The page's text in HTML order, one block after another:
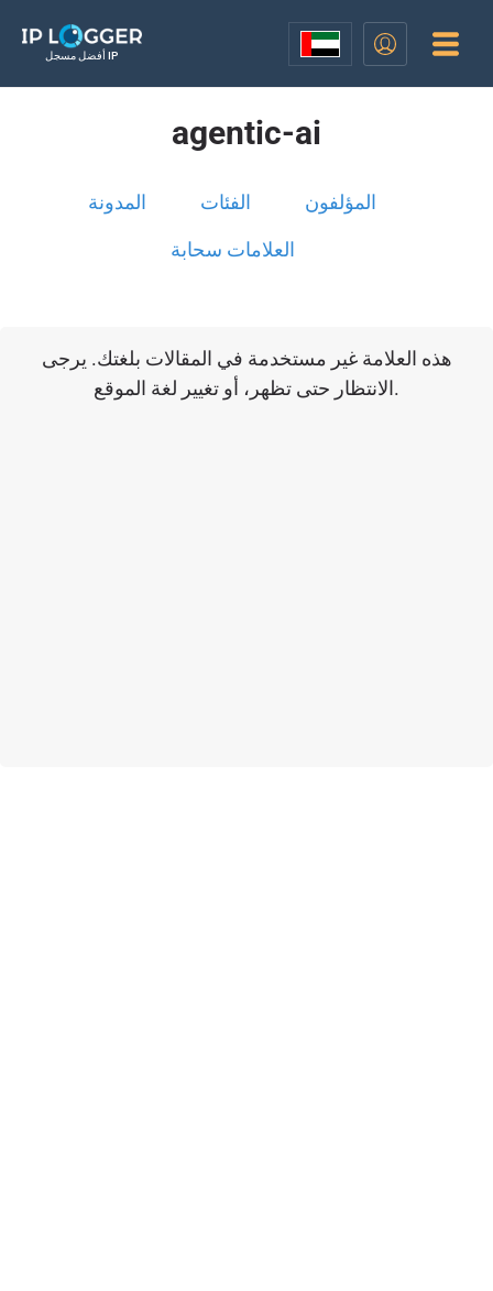
أفضل مسجل IP
agentic-ai
المدونة الفئات المؤلفون
العلامات سحابة